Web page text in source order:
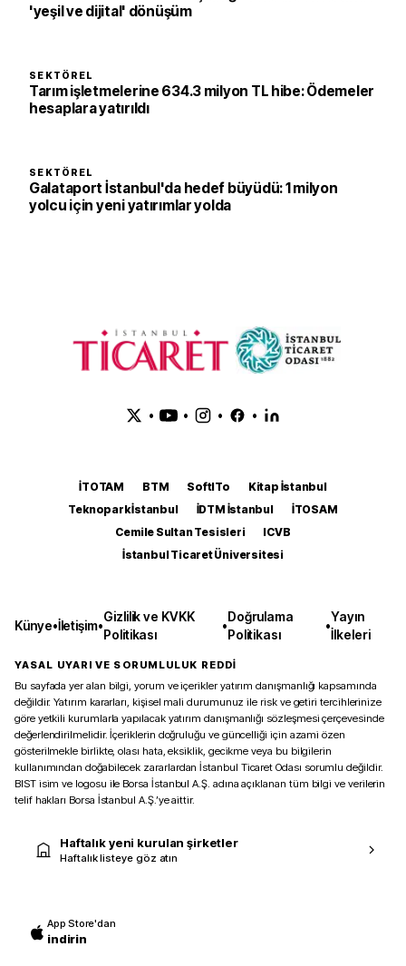
'yeşil ve dijital' dönüşüm
SEKTÖREL
Tarım işletmelerine 634.3 milyon TL hibe: Ödemeler
hesaplara yatırıldı
SEKTÖREL
Galataport İstanbul'da hedef büyüdü: 1 milyon
yolcu için yeni yatırımlar yolda
• • • •
İTOTAM BTM SoftITo
Kitap İstanbul
Teknopark İstanbul
İDTM İstanbul
İTOSAM
Cemile Sultan Tesisleri
ICVB
İstanbul Ticaret Üniversitesi
Künye•İletişim•
Gizlilik ve KVKK
Politikası
•
Doğrulama
Politikası
•
Yayın
İlkeleri
YASAL UYARI VE SORUMLULUK REDDİ
Bu sayfada yer alan bilgi, yorum ve içerikler yatırım danışmanlığı kapsamında
değildir. Yatırım kararları, kişisel mali durumunuz ile risk ve getiri tercihlerinize
göre yetkili kurumlarla yapılacak yatırım danışmanlığı sözleşmesi çerçevesinde
değerlendirilmelidir. İçeriklerin doğruluğu ve güncelliği için azami özen
gösterilmekle birlikte, olası hata, eksiklik, gecikme veya bu bilgilerin
kullanımından doğabilecek zararlardan İstanbul Ticaret Odası sorumlu değildir.
BIST isim ve logosu ile Borsa İstanbul A.Ş. adına açıklanan tüm bilgi ve verilerin
telif hakları Borsa İstanbul A.Ş.’ye aittir.
Haftalık yeni kurulan şirketler
Haftalık listeye göz atın
App Store'dan
indirin